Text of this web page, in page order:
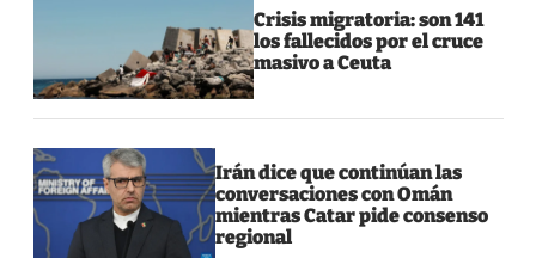
Crisis migratoria: son 141
los fallecidos por el cruce
masivo a Ceuta
Irán dice que continúan las
conversaciones con Omán
mientras Catar pide consenso
regional